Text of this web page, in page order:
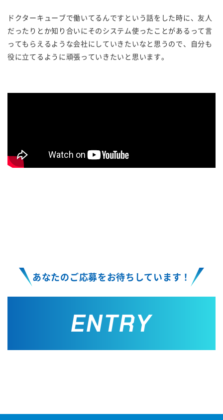
ドクターキューブで働いてるんですという話をした時に、友人
だったりとか知り合いにそのシステム使ったことがあるって言
ってもらえるような会社にしていきたいなと思うので、自分も
役に立てるように頑張っていきたいと思います。
あなたのご応募をお待ちしています！
ENTRY